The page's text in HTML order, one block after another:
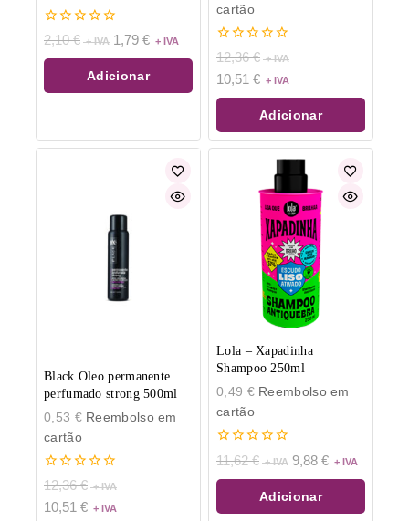
0
de
5
2,10€ 1,79 €
Adicionar
cartão
0
de
5
12,36€
10,51 €
Adicionar
Black Oleo permanente
perfumado strong 500ml
0,53 €Reembolso em
cartão
0
de
5
12,36€
10,51 €
Lola – Xapadinha
Shampoo 250ml
0,49 €Reembolso em
cartão
0
de
5
11,62€ 9,88 €
Adicionar